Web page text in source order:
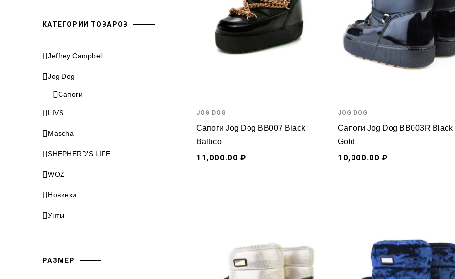
JOG DOG
Сапоги Jog Dog BB007 Black
Baltico
11,000.00 ₽
JOG DOG
Сапоги Jog Dog BB003R Black
Gold
10,000.00 ₽
КАТЕГОРИИ ТОВАРОВ
Jeffrey Campbell
Jog Dog
Сапоги
LIVS
Mascha
SHEPHERD'S LIFE
WOZ
Новинки
Унты
РАЗМЕР